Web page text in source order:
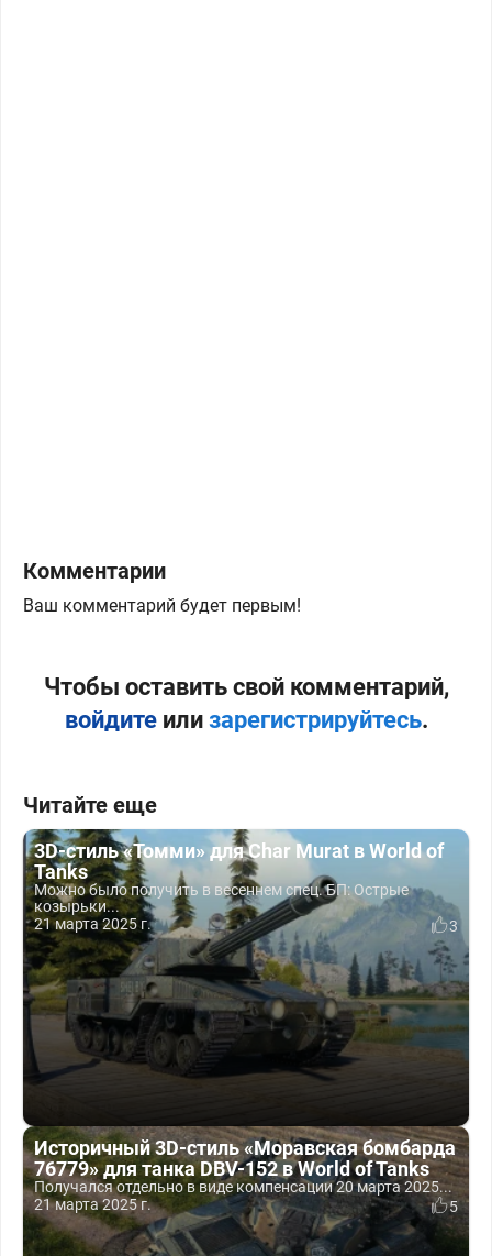
Комментарии
Ваш комментарий будет первым!
Чтобы оставить свой комментарий,
войдитеили зарегистрируйтесь.
Читайте еще
3D-стиль «Томми» для Char Murat в World of
Tanks
Можно было получить в весеннем спец. БП: Острые
козырьки...
21 марта 2025 г.
3
Историчный 3D-стиль «Моравская бомбарда
76779» для танка DBV-152 в World of Tanks
Получался отдельно в виде компенсации 20 марта 2025...
21 марта 2025 г.
5